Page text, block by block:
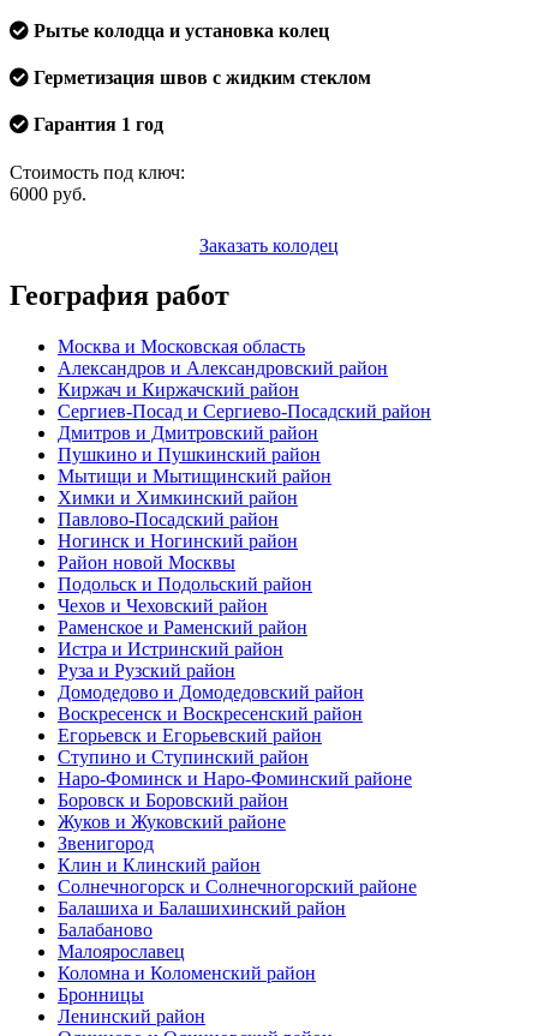
Рытье колодца и установка колец
Герметизация швов с жидким стеклом
Гарантия 1 год
Стоимость под ключ:
6000 руб.
Заказать колодец
География работ
Москва и Московская область
Александров и Александровский район
Киржач и Киржачский район
Сергиев-Посад и Сергиево-Посадский район
Дмитров и Дмитровский район
Пушкино и Пушкинский район
Мытищи и Мытищинский район
Химки и Химкинский район
Павлово-Посадский район
Ногинск и Ногинский район
Район новой Москвы
Подольск и Подольский район
Чехов и Чеховский район
Раменское и Раменский район
Истра и Истринский район
Руза и Рузский район
Домодедово и Домодедовский район
Воскресенск и Воскресенский район
Егорьевск и Егорьевский район
Ступино и Ступинский район
Наро-Фоминск и Наро-Фоминский районе
Боровск и Боровский район
Жуков и Жуковский районе
Звенигород
Клин и Клинский район
Солнечногорск и Солнечногорский районе
Балашиха и Балашихинский район
Балабаново
Малоярославец
Коломна и Коломенский район
Бронницы
Ленинский район